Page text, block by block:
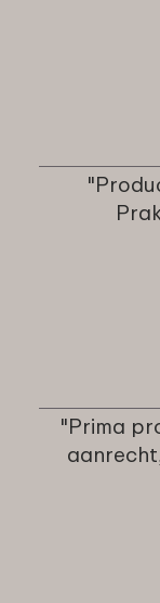
"Prima